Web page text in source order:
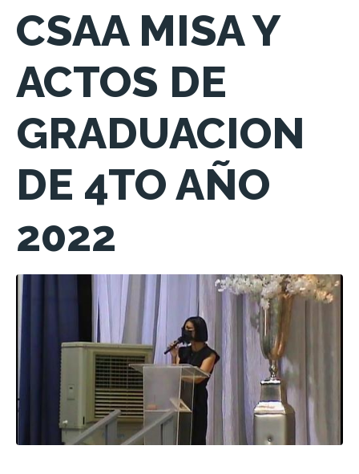
CSAA MISA Y
ACTOS DE
GRADUACION
DE 4TO AÑO
2022